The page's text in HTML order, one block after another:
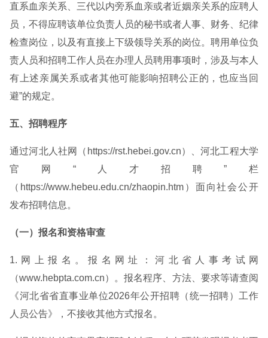
直系血亲关系、三代以内旁系血亲或者近姻亲关系的应聘人
员，不得应聘该单位负责人员的秘书或者人事、财务、纪律
检查岗位，以及有直接上下级领导关系的岗位。聘用单位负
责人员和招聘工作人员在办理人员聘用事项时，涉及与本人
有上述亲属关系或者其他可能影响招聘公正的，也应当回
避”的规定。
五、招聘程序
通过河北人社网（https://rst.hebei.gov.cn）、河北工程大学
官网“人才招聘”栏
（https://www.hebeu.edu.cn/zhaopin.htm）面向社会公开
发布招聘信息。
（一）报名和资格审查
1.网上报名。报名网址：河北省人事考试网
（www.hebpta.com.cn）。报名程序、方法、要求等请查阅
《河北省省直事业单位2026年公开招聘（统一招聘）工作
人员公告》，不接收其他方式报名。